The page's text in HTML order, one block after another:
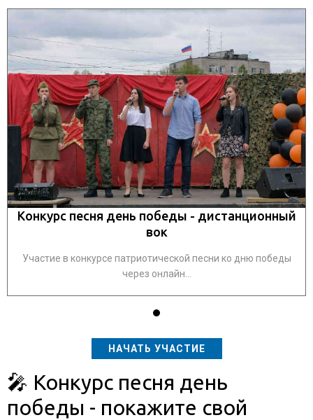
Конкурс песня день победы - дистанционный
вок
Участие в конкурсе патриотической песни ко дню победы
через онлайн...
НАЧАТЬ УЧАСТИЕ
🎤 Конкурс песня день
победы - покажите свой